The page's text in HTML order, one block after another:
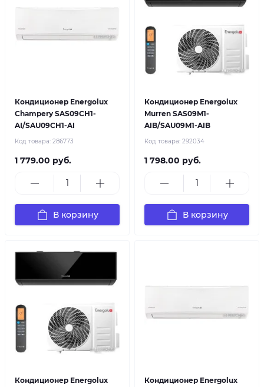
Кондиционер Energolux
Champery SAS09CH1-
AI/SAU09CH1-AI
Код товара: 286773
1 779.00 руб.
В корзину
Кондиционер Energolux
Murren SAS09M1-
AIB/SAU09M1-AIB
Код товара: 292034
1 798.00 руб.
В корзину
Кондиционер Energolux
Кондиционер Energolux